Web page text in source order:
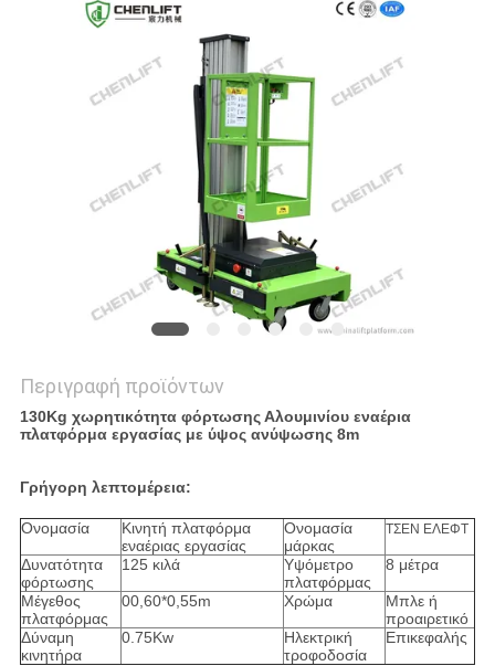
ΑΠΟΡΡΉΤΟΥ
Περιγραφή προϊόντων
130Kg χωρητικότητα φόρτωσης Αλουμινίου εναέρια
πλατφόρμα εργασίας με ύψος ανύψωσης 8m
Γρήγορη λεπτομέρεια:
Ονομασία
Κινητή πλατφόρμα
εναέριας εργασίας
Ονομασία
μάρκας
ΤΣΕΝ ΕΛΕΦΤ
Δυνατότητα
φόρτωσης
125 κιλά
Υψόμετρο
πλατφόρμας
8 μέτρα
Μέγεθος
πλατφόρμας
00,60*0,55m Χρώμα
Μπλε ή
προαιρετικό
Δύναμη
κινητήρα
0.75Kw
Ηλεκτρική
τροφοδοσία
Επικεφαλής